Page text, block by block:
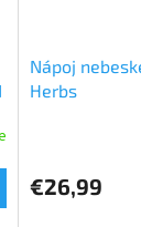
Nápoj
Herbs
€26,99